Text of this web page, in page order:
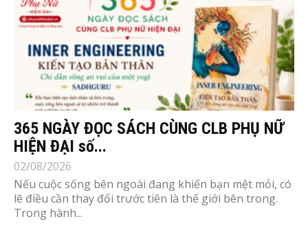
365 NGÀY ĐỌC SÁCH CÙNG CLB PHỤ NỮ
HIỆN ĐẠI số...
02/08/2026
Nếu cuộc sống bên ngoài đang khiến bạn mệt mỏi, có
lẽ điều cần thay đổi trước tiên là thế giới bên trong.
Trong hành...